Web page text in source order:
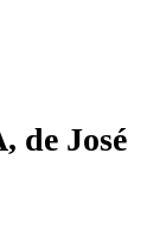
de José